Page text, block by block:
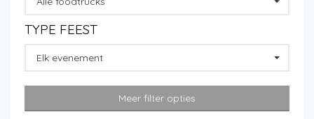
TYPE FEEST
Elk evenement
Meer filter opties